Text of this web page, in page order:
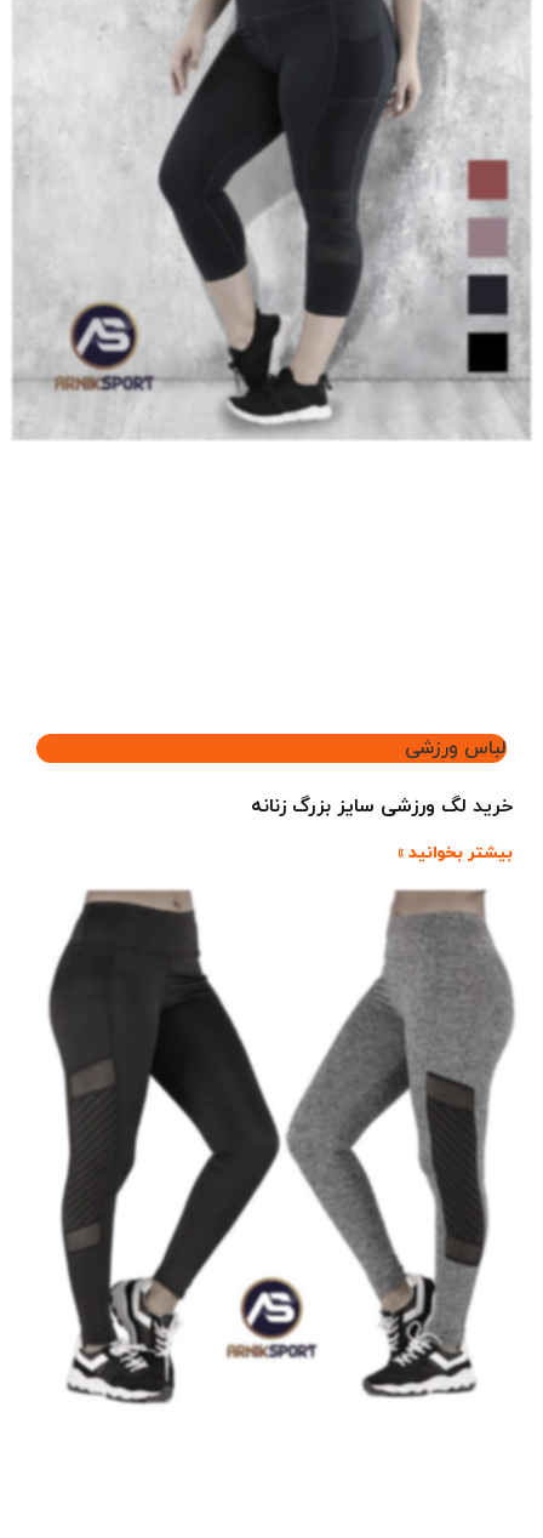
لباس ورزشی
خرید لگ ورزشی سایز بزرگ زنانه
بیشتر بخوانید »